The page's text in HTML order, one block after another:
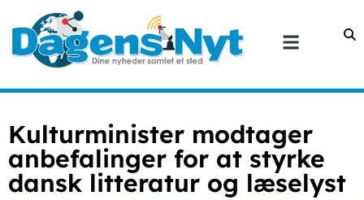
Kulturminister modtager
anbefalinger for at styrke
dansk litteratur og læselyst